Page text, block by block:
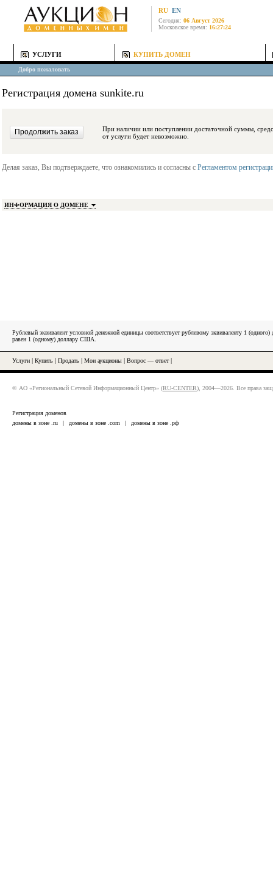
RU EN
Сегодня: 06 Август 2026
Московское время: 16:27:24
УСЛУГИ КУПИТЬ ДОМЕН
Добро пожаловать
Регистрация домена sunkite.ru
При наличии или поступлении достаточной суммы, средства будут
от услуги будет невозможно.
Делая заказ, Вы подтверждаете, что ознакомились и согласны с Регламентом
ИНФОРМАЦИЯ О ДОМЕНЕ
Рублевый эквивалент условной денежной единицы соответствует рублевому эквиваленту 1
равен 1 (одному) доллару США.
Услуги Купить Продать Мои аукционы Вопрос — ответ|
© АО «Региональный Сетевой Информационный Центр» (RU-CENTER), 2004—2026. Все права
Регистрация доменов
домены в зоне .ru
| домены в зоне .com | домены в зоне .рф